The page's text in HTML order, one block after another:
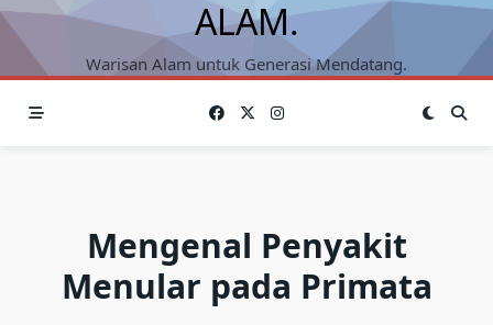
ALAM.
Warisan Alam untuk Generasi Mendatang.
Mengenal Penyakit
Menular pada Primata